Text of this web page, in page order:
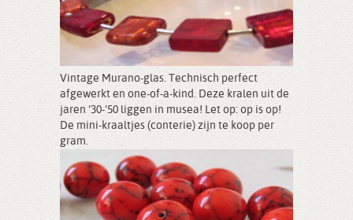
Vintage Murano-glas. Technisch perfect
afgewerkt en one-of-a-kind. Deze kralen uit de
jaren ‘30-‘50 liggen in musea! Let op: op is op!
De mini-kraaltjes (conterie) zijn te koop per
gram.